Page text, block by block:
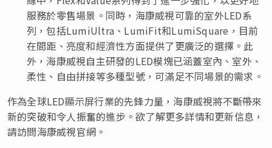
服務於零售場景。同時，海康威視可靠的室外LED系
列，包括LumiUltra、LumiFit和LumiSquare，目前
在間距、亮度和經濟性方面提供了更廣泛的選擇。此
外，海康威視自主研發的LED模塊已涵蓋室內、室外、
柔性、自由拼接等多種型號，可滿足不同場景的需求。
作為全球LED顯示屏行業的先鋒力量，海康威視將不斷帶來
新的突破和令人振奮的進步。欲了解更多詳情和更新信息，
請訪問海康威視官網。